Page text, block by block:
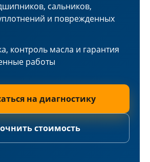
сальников,
и поврежденных
контроль масла и гарантия
работы
на диагностику
стоимость